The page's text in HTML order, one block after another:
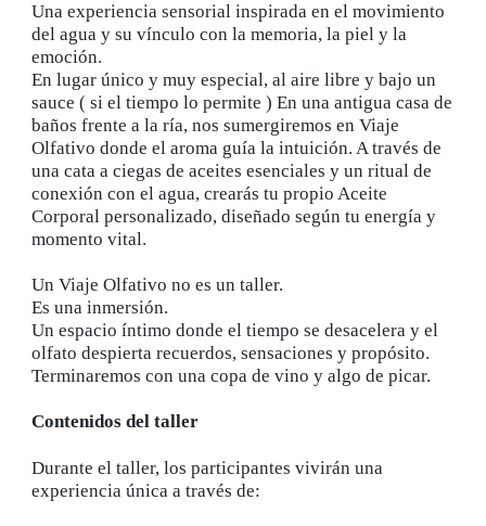
Una experiencia sensorial inspirada en el movimiento
del agua y su vínculo con la memoria, la piel y la
emoción.
En lugar único y muy especial, al aire libre y bajo un
sauce ( si el tiempo lo permite ) En una antigua casa de
baños frente a la ría, nos sumergiremos en Viaje
Olfativo donde el aroma guía la intuición. A través de
una cata a ciegas de aceites esenciales y un ritual de
conexión con el agua, crearás tu propio Aceite
Corporal personalizado, diseñado según tu energía y
momento vital.
Un Viaje Olfativo no es un taller.
Es una inmersión.
Un espacio íntimo donde el tiempo se desacelera y el
olfato despierta recuerdos, sensaciones y propósito.
Terminaremos con una copa de vino y algo de picar.
Contenidos del taller
Durante el taller, los participantes vivirán una
experiencia única a través de: